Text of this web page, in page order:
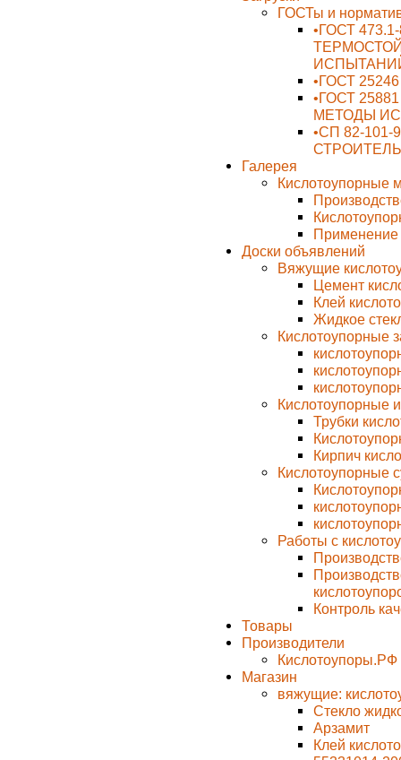
ГОСТы и
•ГОСТ
•ГОСТ
•ГОСТ
МЕТОДЫ
•СП 82-101-
Галерея
Кислотоупорные
Применение
Доски объявлений
Вяжущие
Цемент
Клей
Жидкое
Кислотоупорные
Кислотоупорные
Трубки
Кирпич
Кислотоупорные
Работы с
Контроль
Товары
Производители
Кислотоупоры.РФ
Магазин
вяжущие:
Стекло
Арзамит
Клей